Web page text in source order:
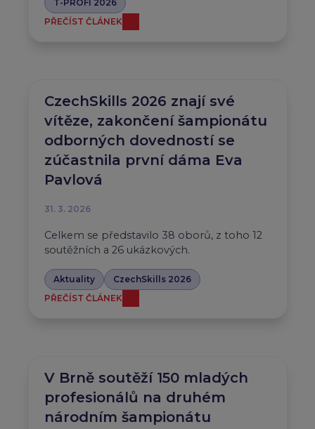
T-PROFI 2026
PŘEČÍST ČLÁNEK
CzechSkills 2026 znají své
vítěze, zakončení šampionátu
odborných dovedností se
zúčastnila první dáma Eva
Pavlová
31. 3. 2026
Celkem se představilo 38 oborů, z toho 12
soutěžních a 26 ukázkových.
Aktuality
CzechSkills 2026
PŘEČÍST ČLÁNEK
V Brně soutěží 150 mladých
profesionálů na druhém
národním šampionátu